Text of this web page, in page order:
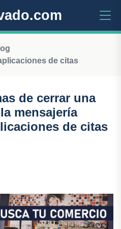
de citas
de cerrar una
mensajería
de citas